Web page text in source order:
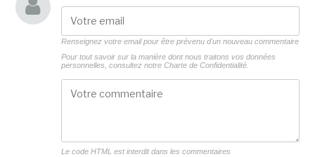
Renseignez votre email pour être prévenu d'un nouveau commentaire
Pour tout savoir sur la manière dont nous traitons vos données
personnelles, consultez notre Charte de Confidentialité.
Le code HTML est interdit dans les commentaires